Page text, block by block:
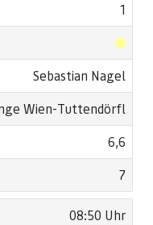
1
Sebastian Nagel
Wien-Tuttendörfl
6,6
7
08:50 Uhr